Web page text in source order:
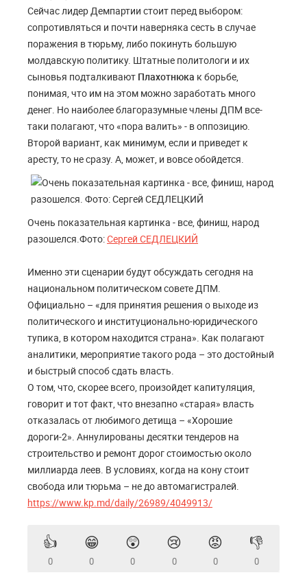
Сейчас лидер Демпартии стоит перед выбором:
сопротивляться и почти наверняка сесть в случае
поражения в тюрьму, либо покинуть большую
молдавскую политику. Штатные политологи и их
сыновья подталкивают Плахотнюка к борьбе,
понимая, что им на этом можно заработать много
денег. Но наиболее благоразумные члены ДПМ все-
таки полагают, что «пора валить» - в оппозицию.
Второй вариант, как минимум, если и приведет к
аресту, то не сразу. А, может, и вовсе обойдется.
Очень показательная картинка - все, финиш, народ
разошелся.Фото:Сергей СЕДЛЕЦКИЙ
Именно эти сценарии будут обсуждать сегодня на
национальном политическом совете ДПМ.
Официально – «для принятия решения о выходе из
политического и институционально-юридического
тупика, в котором находится страна». Как полагают
аналитики, мероприятие такого рода – это достойный
и быстрый способ сдать власть.
О том, что, скорее всего, произойдет капитуляция,
говорит и тот факт, что внезапно «старая» власть
отказалась от любимого детища – «Хорошие
дороги-2». Аннулированы десятки тендеров на
строительство и ремонт дорог стоимостью около
миллиарда леев. В условиях, когда на кону стоит
свобода или тюрьма – не до автомагистралей.
https://www.kp.md/daily/26989/4049913/
👍
0
😁
0
😲
0
😢
0
😡
0
👎
0